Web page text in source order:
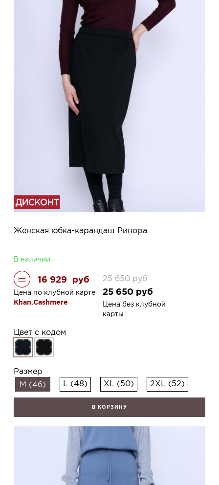
Женская юбка-карандаш Ринора
В наличии
16 929 руб
Цена по клубной карте
Khan.Cashmere
25 650 руб
25 650 руб
Цена без клубной
карты
Цвет с кодом
Размер
M (46)
L (48) XL (50) 2XL (52)
В КОРЗИНУ